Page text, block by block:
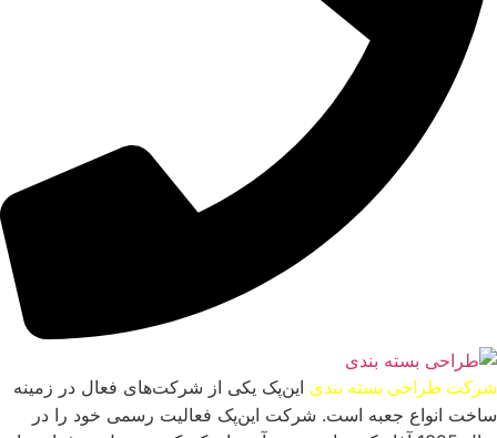
شرکت طراحی بسته بندی این‌پک یکی از شرکت‌های فعال در زمینه
ساخت انواع جعبه است. شرکت این‌پک فعالیت رسمی خود را در